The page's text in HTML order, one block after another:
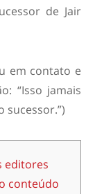
de Jair
em contato e
“Isso jamais
sucessor.”)
editores
conteúdo